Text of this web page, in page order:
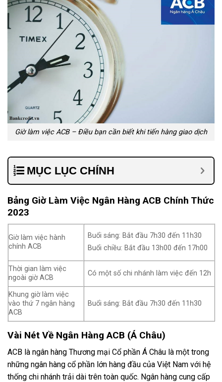
Giờ làm việc ACB – Điều bạn cần biết khi tiến hàng giao dịch
MỤC LỤC CHÍNH
Bảng Giờ Làm Việc Ngân Hàng ACB Chính Thức
2023
Giờ làm việc hành
chính ACB
Buổi sáng: Bắt đầu 7h30 đến 11h30
Buổi chiều: Bắt đầu 13h00 đến 17h00
Thời gian làm việc
ngoài giờ ACB
Có một số chi nhánh làm việc đến 12h
Khung giờ làm việc
vào thứ 7 ngân hàng
ACB
Buổi sáng: Bắt đầu 7h30 đến 11h30
Vài Nét Về Ngân Hàng ACB (Á Châu)
ACB là ngân hàng Thương mại Cổ phần Á Châu là một trong
những ngân hàng cổ phần lớn hàng đầu của Việt Nam với hệ
thống chi nhánh trải dài trên toàn quốc. Ngân hàng cung cấp